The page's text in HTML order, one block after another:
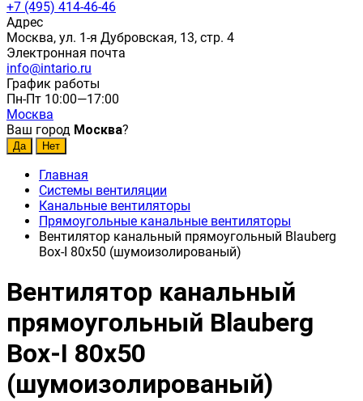
+7 (495) 414-46-46
Адрес
Москва, ул. 1-я Дубровская, 13, стр. 4
Электронная почта
info@intario.ru
График работы
Пн-Пт 10:00—17:00
Москва
Ваш город Москва?
Главная
Системы вентиляции
Канальные вентиляторы
Прямоугольные канальные вентиляторы
Вентилятор канальный прямоугольный Blauberg
Box-I 80x50 (шумоизолированый)
Вентилятор канальный
прямоугольный Blauberg
Box-I 80x50
(шумоизолированый)